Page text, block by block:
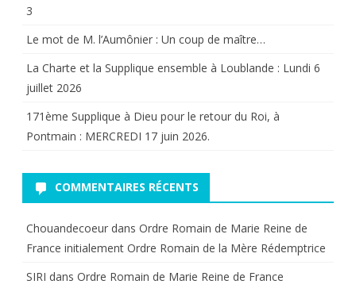
3
Le mot de M. l’Aumônier : Un coup de maître…
La Charte et la Supplique ensemble à Loublande : Lundi 6
juillet 2026
171ème Supplique à Dieu pour le retour du Roi, à
Pontmain : MERCREDI 17 juin 2026.
COMMENTAIRES RÉCENTS
Chouandecoeur dans Ordre Romain de Marie Reine de
France initialement Ordre Romain de la Mère Rédemptrice
SIRI dans Ordre Romain de Marie Reine de France